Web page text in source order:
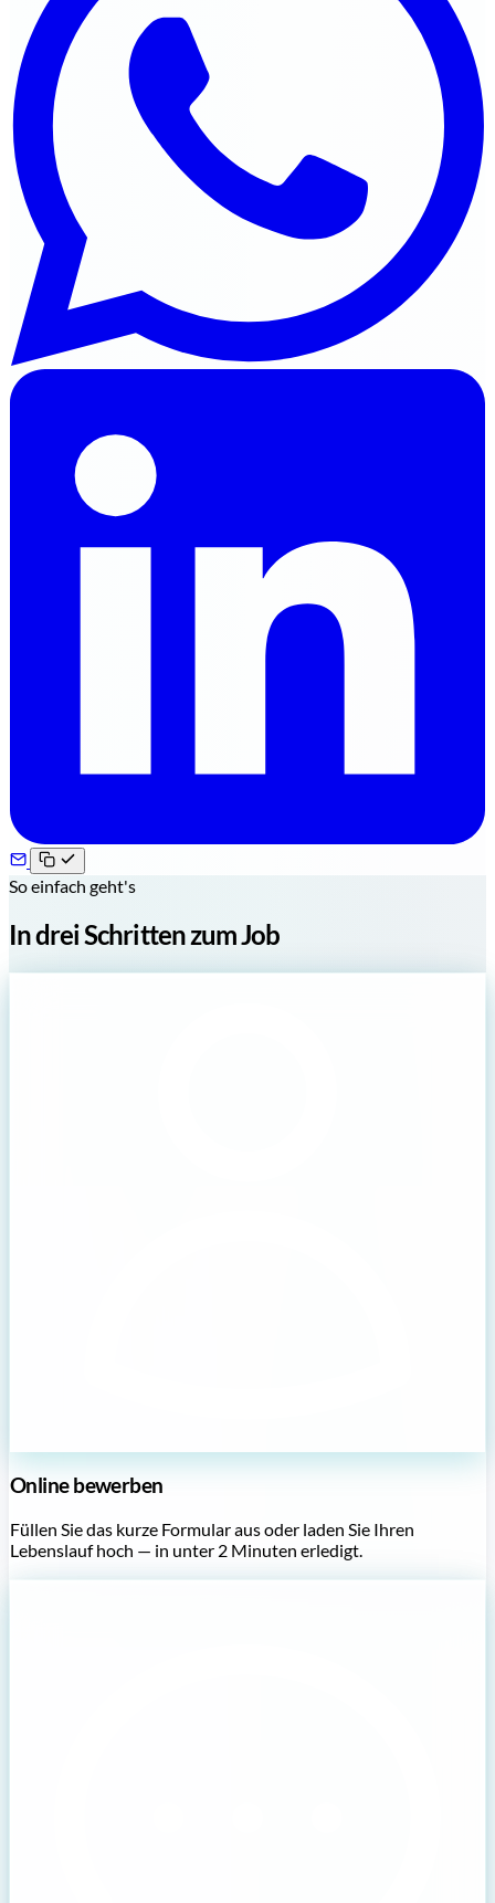
So einfach geht's
In drei Schritten zum Job
Online bewerben
Füllen Sie das kurze Formular aus oder laden Sie Ihren
Lebenslauf hoch — in unter 2 Minuten erledigt.